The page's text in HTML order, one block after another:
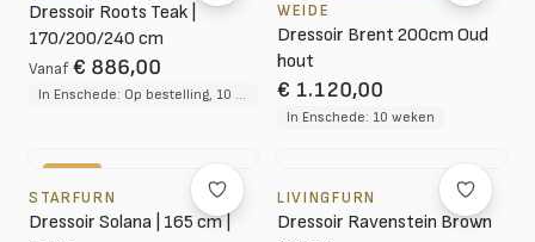
Dressoir Roots Teak |
170/200/240 cm
Vanaf € 886,00
In Enschede: Op bestelling, 10 tot 12 weken levertijd
WEIDE
Dressoir Brent 200cm Oud
hout
€ 1.120,00
In Enschede: 10 weken
STARFURN
Dressoir Solana | 165 cm |
LIVINGFURN
Dressoir Ravenstein Brown